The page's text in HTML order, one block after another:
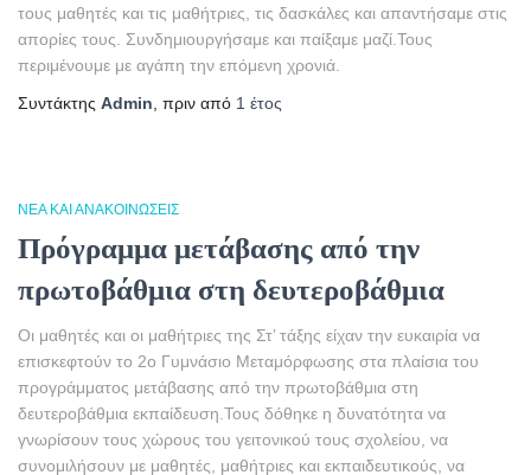
τους μαθητές και τις μαθήτριες, τις δασκάλες και απαντήσαμε στις
απορίες τους. Συνδημιουργήσαμε και παίξαμε μαζί.Τους
περιμένουμε με αγάπη την επόμενη χρονιά.
Συντάκτης Admin , πριν από 1 έτος
ΝΈΑ ΚΑΙ ΑΝΑΚΟΙΝΏΣΕΙΣ
Πρόγραμμα μετάβασης από την
πρωτοβάθμια στη δευτεροβάθμια
Οι μαθητές και οι μαθήτριες της Στ’ τάξης είχαν την ευκαιρία να
επισκεφτούν το 2ο Γυμνάσιο Μεταμόρφωσης στα πλαίσια του
προγράμματος μετάβασης από την πρωτοβάθμια στη
δευτεροβάθμια εκπαίδευση.Τους δόθηκε η δυνατότητα να
γνωρίσουν τους χώρους του γειτονικού τους σχολείου, να
συνομιλήσουν με μαθητές, μαθήτριες και εκπαιδευτικούς, να